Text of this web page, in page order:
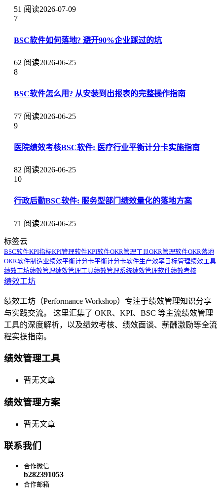
51 阅读2026-07-09
7
BSC软件如何落地? 避开90%企业踩过的坑
62 阅读2026-06-25
8
BSC软件怎么用? 从安装到出报表的完整操作指南
77 阅读2026-06-25
9
医院绩效考核BSC软件: 医疗行业平衡计分卡实施指南
82 阅读2026-06-25
10
行政后勤BSC软件: 服务型部门绩效量化的落地方案
71 阅读2026-06-25
标签云
BSC软件KPI指标KPI管理软件KPI软件OKR管理工具OKR管理软件OKR落地
OKR软件制造业绩效平衡计分卡平衡计分卡软件生产效率 目标管理绩效工具
绩效工坊绩效管理绩效管理工具绩效管理系统绩效管理软件绩效考核
绩效工坊
绩效工坊（Performance Workshop）专注于绩效管理知识分享
与实践交流。 这里汇集了 OKR、KPI、BSC 等主流绩效管理
工具的深度解析，以及绩效考核、绩效面谈、薪酬激励等全流
程实操指南。
绩效管理工具
暂无文章
绩效管理方案
暂无文章
联系我们
合作微信
b282391053
合作邮箱